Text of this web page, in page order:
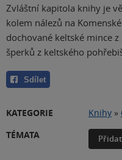
Zvláštní kapitola knihy je
kolem nálezů na
dochované keltské mince
šperků z keltského
Sdílet
KATEGORIE Knihy »
TÉMATA